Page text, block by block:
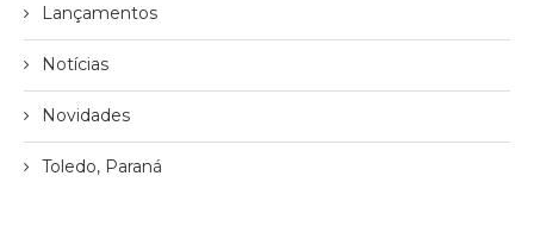
Lançamentos
Notícias
Novidades
Toledo, Paraná